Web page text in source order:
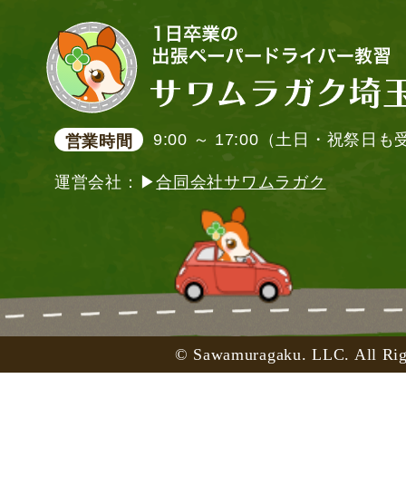
営業時間 9:00 ～ 17:00（土日・祝祭日も
運営会社：▶合同会社サワムラガク
© Sawamuragaku. LLC. All